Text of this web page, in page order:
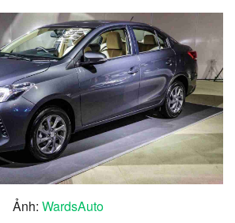
Ảnh: WardsAuto